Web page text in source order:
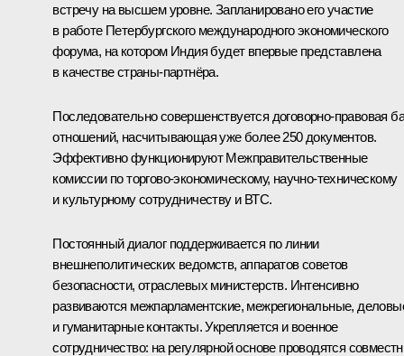
встречу на высшем уровне. Запланировано его участие
в работе Петербургского международного экономического
форума, на котором Индия будет впервые представлена
в качестве страны-партнёра.
Последовательно совершенствуется договорно-правовая
отношений, насчитывающая уже более 250 документов.
Эффективно функционируют Межправительственные
комиссии по торгово-экономическому, научно-техническому
и культурному сотрудничеству и ВТС.
Постоянный диалог поддерживается по линии
внешнеполитических ведомств, аппаратов советов
безопасности, отраслевых министерств. Интенсивно
развиваются межпарламентские, межрегиональные,
и гуманитарные контакты. Укрепляется и военное
сотрудничество: на регулярной основе проводятся